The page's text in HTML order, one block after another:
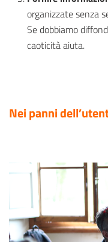
organizzate senza
Se dobbiamo
caoticità aiuta.
Nei panni